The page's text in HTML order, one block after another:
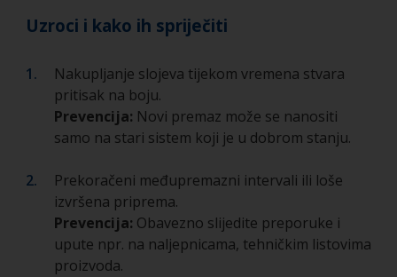
Uzroci i kako ih spriječiti
Nakupljanje slojeva tijekom vremena stvara
pritisak na boju.
Prevencija: Novi premaz može se nanositi
samo na stari sistem koji je u dobrom stanju.
Prekoračeni međupremazni intervali ili loše
izvršena priprema.
Prevencija: Obavezno slijedite preporuke i
upute npr. na naljepnicama, tehničkim listovima
proizvoda.